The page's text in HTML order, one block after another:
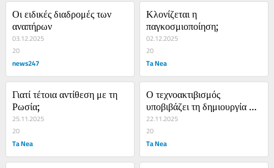
Οι ειδικές διαδρομές των
αναπήρων
03.12.2025
20
news247
Κλονίζεται η
παγκοσμιοποίηση;
02.12.2025
20
Ta Nea
Γιατί τέτοια αντίθεση με τη
Ρωσία;
25.11.2025
20
Ta Nea
Ο τεχνοακτιβισμός
υποβιβάζει τη δημιουργία και
τον πολιτισμό
22.11.2025
20
Ta Nea